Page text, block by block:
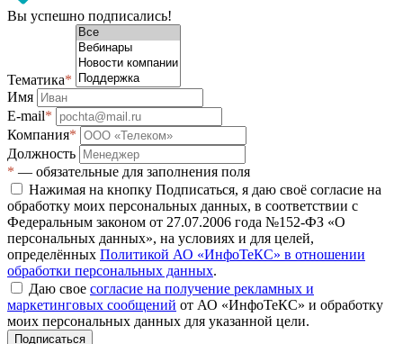
Вы успешно подписались!
Тематика*
Имя
E-mail*
Компания*
Должность
* — обязательные для заполнения поля
Нажимая на кнопку Подписаться, я даю своё согласие на
обработку моих персональных данных, в соответствии с
Федеральным законом от 27.07.2006 года №152-ФЗ «О
персональных данных», на условиях и для целей,
определённых Политикой АО «ИнфоТеКС» в отношении
обработки персональных данных.
Даю свое согласие на получение рекламных и
маркетинговых сообщений от АО «ИнфоТеКС» и обработку
моих персональных данных для указанной цели.
Подписаться